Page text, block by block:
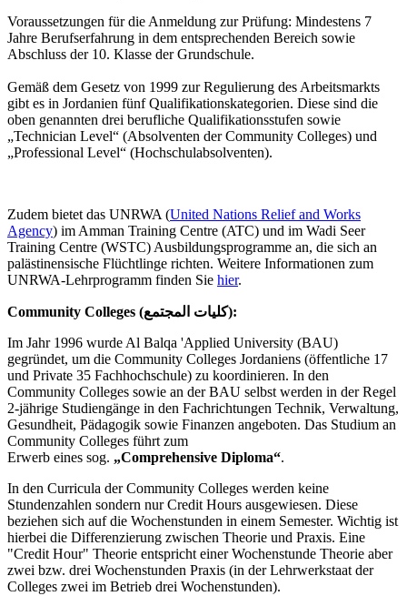
Voraussetzungen für die Anmeldung zur Prüfung: Mindestens 7
Jahre Berufserfahrung in dem entsprechenden Bereich sowie
Abschluss der 10. Klasse der Grundschule.
Gemäß dem Gesetz von 1999 zur Regulierung des Arbeitsmarkts
gibt es in Jordanien fünf Qualifikationskategorien. Diese sind die
oben genannten drei berufliche Qualifikationsstufen sowie
„Technician Level“ (Absolventen der Community Colleges) und
„Professional Level“ (Hochschulabsolventen).
Zudem bietet das UNRWA (United Nations Relief and Works
Agency) im Amman Training Centre (ATC) und im Wadi Seer
Training Centre (WSTC) Ausbildungsprogramme an, die sich an
palästinensische Flüchtlinge richten. Weitere Informationen zum
UNRWA-Lehrprogramm finden Sie hier.
Community Colleges (كليات المجتمع):
Im Jahr 1996 wurde Al Balqa 'Applied University (BAU)
gegründet, um die Community Colleges Jordaniens (öffentliche 17
und Private 35 Fachhochschule) zu koordinieren. In den
Community Colleges sowie an der BAU selbst werden in der Regel
2-jährige Studiengänge in den Fachrichtungen Technik, Verwaltung,
Gesundheit, Pädagogik sowie Finanzen angeboten. Das Studium an
Community Colleges führt zum
Erwerb eines sog. „Comprehensive Diploma“.
In den Curricula der Community Colleges werden keine
Stundenzahlen sondern nur Credit Hours ausgewiesen. Diese
beziehen sich auf die Wochenstunden in einem Semester. Wichtig ist
hierbei die Differenzierung zwischen Theorie und Praxis. Eine
"Credit Hour" Theorie entspricht einer Wochenstunde Theorie aber
zwei bzw. drei Wochenstunden Praxis (in der Lehrwerkstaat der
Colleges zwei im Betrieb drei Wochenstunden).